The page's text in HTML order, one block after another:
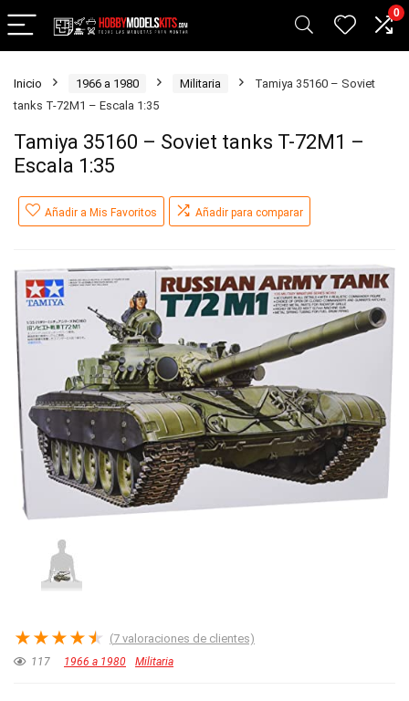
0
Inicio 1966 a 1980 Militaria
Tamiya 35160 – Soviet
tanks T-72M1 – Escala 1:35
Tamiya 35160 – Soviet tanks T-72M1 –
Escala 1:35
Añadir a Mis Favoritos Añadir para comparar
★★★★★ (7 valoraciones de clientes)
117 1966 a 1980 Militaria